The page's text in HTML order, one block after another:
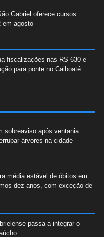
Gabriel oferece cursos
em agosto
fiscalizações nas RS-630 e
para ponte no Caiboaté
sobreaviso após ventania
árvores na cidade
média estável de óbitos em
dez anos, com exceção de
passa a integrar o